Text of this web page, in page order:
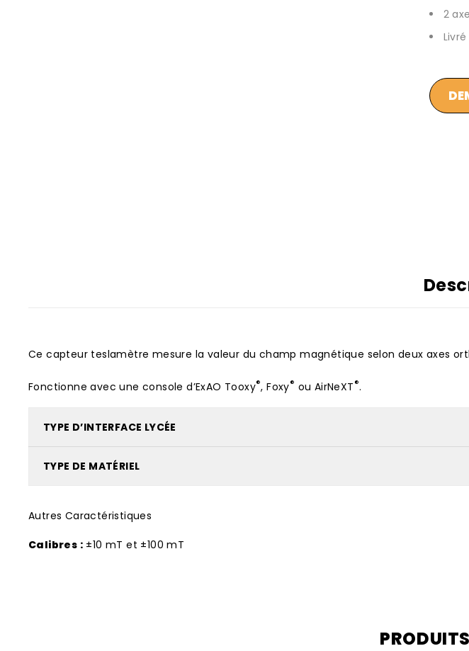
2
Ce capteur teslamètre mesure la valeur du champ magnétique selon deux axes
Fonctionne avec une console d’ExAO Tooxy®, Foxy® ou AirNeXT®.
TYPE D’INTERFACE LYCÉE
TYPE DE MATÉRIEL
Autres Caractéristiques
Calibres : ±10 mT et ±100 mT